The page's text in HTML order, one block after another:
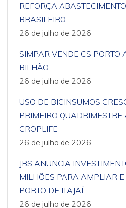
REFORÇA
BRASILEIRO
26 de julho de 2026
SIMPAR VENDE CS PORTO
BILHÃO
26 de julho de 2026
USO DE BIOINSUMOS
PRIMEIRO
CROPLIFE
26 de julho de 2026
JBS ANUNCIA
MILHÕES PARA AMPLIAR
PORTO DE ITAJAÍ
26 de julho de 2026